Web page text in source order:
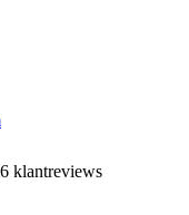
klantreviews